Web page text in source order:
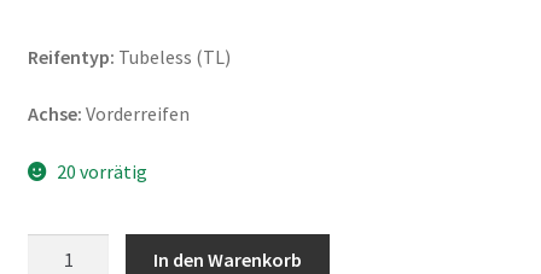
Reifentyp: Tubeless (TL)
Achse: Vorderreifen
20 vorrätig
In den Warenkorb